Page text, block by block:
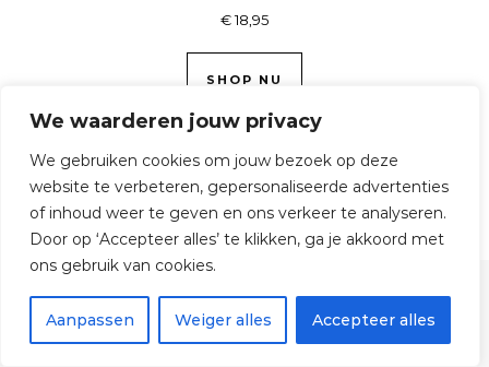
We waarderen jouw privacy
We gebruiken cookies om jouw bezoek op deze
website te verbeteren, gepersonaliseerde advertenties
of inhoud weer te geven en ons verkeer te analyseren.
Door op ‘Accepteer alles’ te klikken, ga je akkoord met
ons gebruik van cookies.
Aanpassen Weiger alles Accepteer alles
€18,95
SHOP NU
© 2026 TijdOmTeSpelen.nl
Graceful Theme byOptima Themes